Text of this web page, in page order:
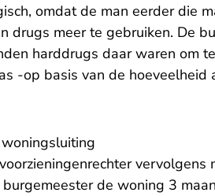
omdat de man eerder die
drugs meer te gebruiken. De
harddrugs daar waren om
-op basis van de
de woning 3